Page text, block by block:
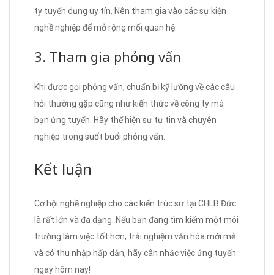
ty tuyển dụng uy tín. Nên tham gia vào các sự kiện
nghề nghiệp để mở rộng mối quan hệ.
3. Tham gia phỏng vấn
Khi được gọi phỏng vấn, chuẩn bị kỹ lưỡng về các câu
hỏi thường gặp cũng như kiến thức về công ty mà
bạn ứng tuyển. Hãy thể hiện sự tự tin và chuyên
nghiệp trong suốt buổi phỏng vấn.
Kết luận
Cơ hội nghề nghiệp cho các kiến trúc sư tại CHLB Đức
là rất lớn và đa dạng. Nếu bạn đang tìm kiếm một môi
trường làm việc tốt hơn, trải nghiệm văn hóa mới mẻ
và có thu nhập hấp dẫn, hãy cân nhắc việc ứng tuyển
ngay hôm nay!